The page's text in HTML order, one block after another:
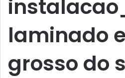
laminado
grosso do